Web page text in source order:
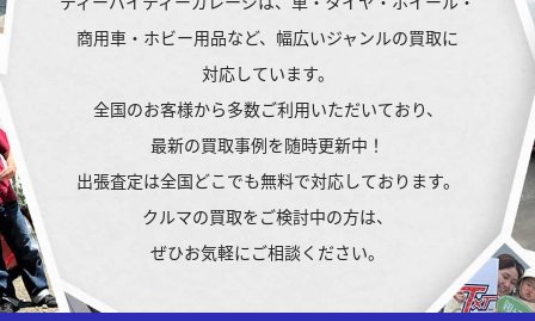
商用車・ホビー用品など、 幅広いジャンルの買取に
対応しています。
全国のお客様から多数ご利用いただいており、
最新の買取事例を随時更新中！
出張査定は全国どこでも無料で対応しております。
クルマの買取をご検討中の方は、
ぜひお気軽にご相談ください。